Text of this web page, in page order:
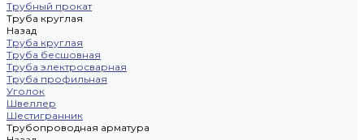
Трубный прокат
Труба круглая
Назад
Труба круглая
Труба бесшовная
Труба электросварная
Труба профильная
Уголок
Швеллер
Шестигранник
Трубопроводная арматура